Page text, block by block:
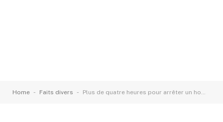
Home - Faits divers - Plus de quatre heures pour arrêter un homme menaçant